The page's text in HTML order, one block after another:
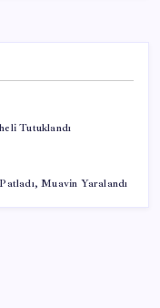
Tutuklandı
Muavin Yaralandı